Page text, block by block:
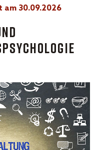
30.09.2026